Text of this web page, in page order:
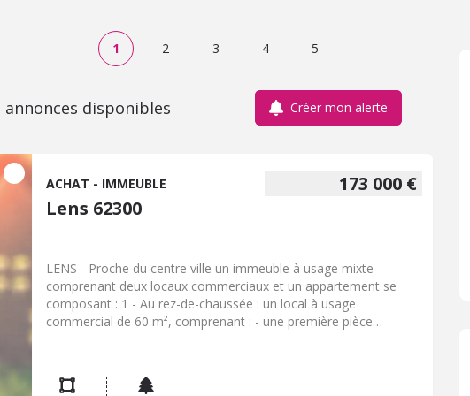
1 2 3 4 5
disponibles Créer mon alerte
173 000 €
ACHAT - IMMEUBLE
Lens 62300
LENS - Proche du centre ville un immeuble à usage mixte
comprenant deux locaux commerciaux et un appartement se
composant : 1 - Au rez-de-chaussée : un local à usage
commercial de 60 m², comprenant : - une première pièce
comprenant : - une pièce et un WC 3 - A l'étage : un appartement
de 68 m² habitables, comprenant : - Couloir, séjour-salon, cuisine